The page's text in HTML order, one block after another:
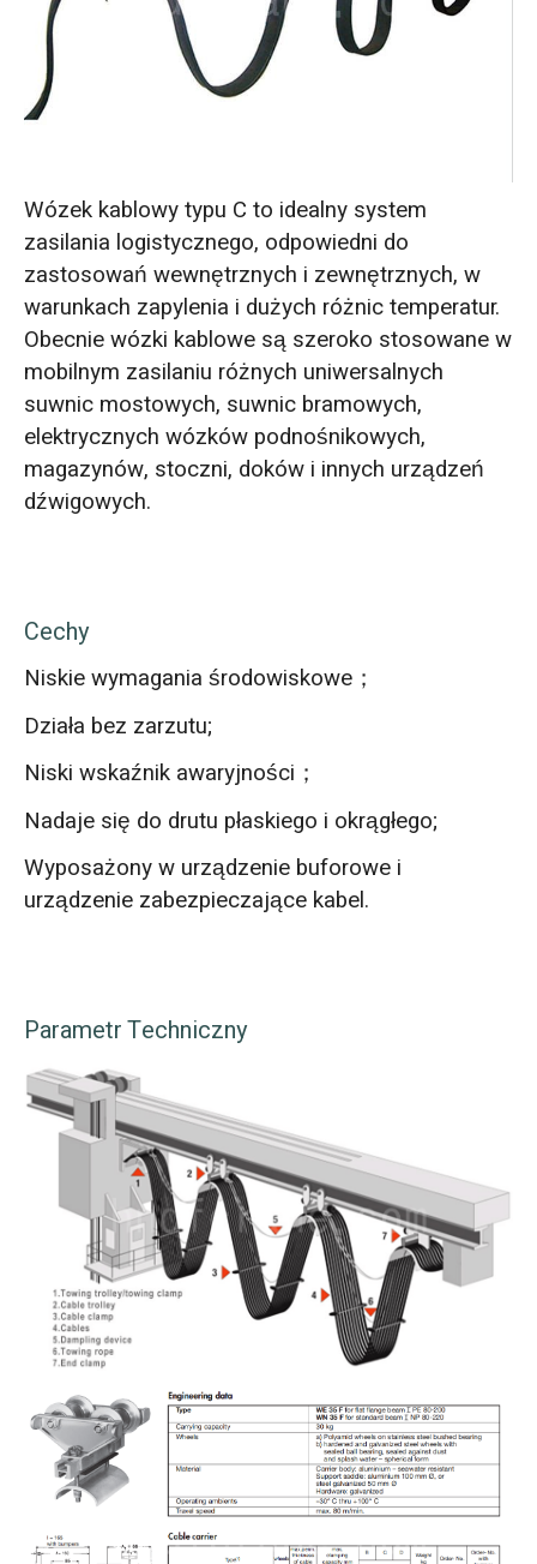
Wózek kablowy typu C to idealny system
zasilania logistycznego, odpowiedni do
zastosowań wewnętrznych i zewnętrznych, w
warunkach zapylenia i dużych różnic temperatur.
Obecnie wózki kablowe są szeroko stosowane w
mobilnym zasilaniu różnych uniwersalnych
suwnic mostowych, suwnic bramowych,
elektrycznych wózków podnośnikowych,
magazynów, stoczni, doków i innych urządzeń
dźwigowych.
Cechy
Niskie wymagania środowiskowe；
Działa bez zarzutu;
Niski wskaźnik awaryjności；
Nadaje się do drutu płaskiego i okrągłego;
Wyposażony w urządzenie buforowe i
urządzenie zabezpieczające kabel.
Parametr Techniczny